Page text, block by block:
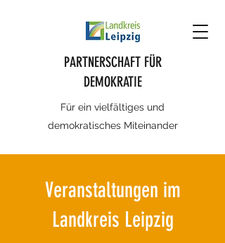
PARTNERSCHAFT FÜR
DEMOKRATIE
Für ein vielfältiges und
demokratisches Miteinander
Veranstaltungen im
Landkreis Leipzig